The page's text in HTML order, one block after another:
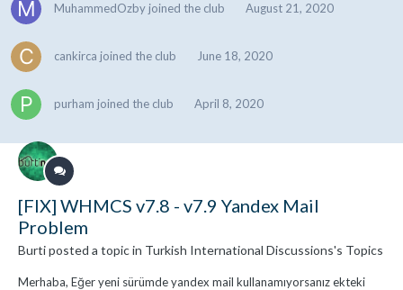
MuhammedOzby joined the club August 21, 2020
cankirca joined the club June 18, 2020
purham joined the club April 8, 2020
[FIX] WHMCS v7.8 - v7.9 Yandex Mail
Problem
Burtiposted a topic in Turkish International Discussions's Topics
Merhaba, Eğer yeni sürümde yandex mail kullanamıyorsanız ekteki